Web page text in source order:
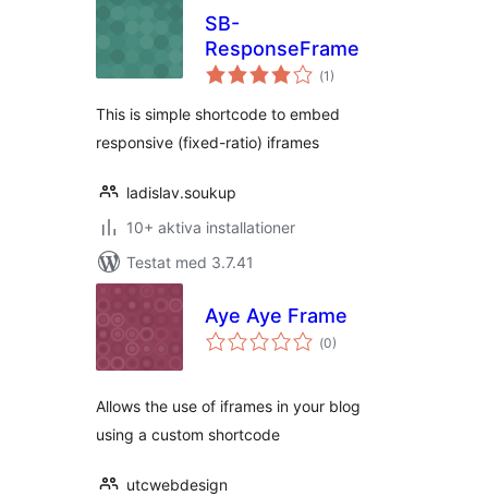
SB-
ResponseFrame
(Totalt
antal
1)
This is simple shortcode to embed
responsive (fixed-ratio) iframes
ladislav.soukup
10+ aktiva installationer
Testat med 3.7.41
Aye Aye Frame
(Totalt
antal
0)
Allows the use of iframes in your blog
using a custom shortcode
utcwebdesign